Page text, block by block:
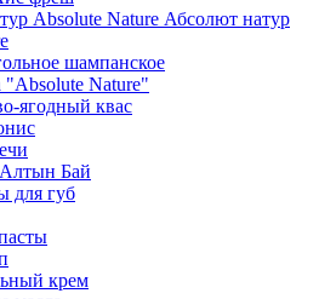
Абсолют натур
шампанское
"Absolute Nature"
ягодный квас
Алтын Бай
для губ
крем